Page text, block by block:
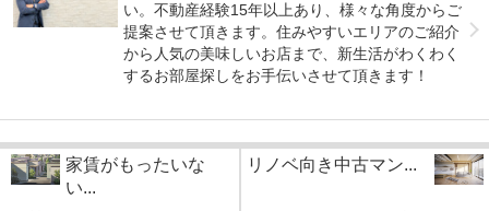
い。不動産経験15年以上あり、様々な角度からご
提案させて頂きます。住みやすいエリアのご紹介
から人気の美味しいお店まで、新生活がわくわく
するお部屋探しをお手伝いさせて頂きます！
家賃がもったいな
い...
リノベ向き中古マン...